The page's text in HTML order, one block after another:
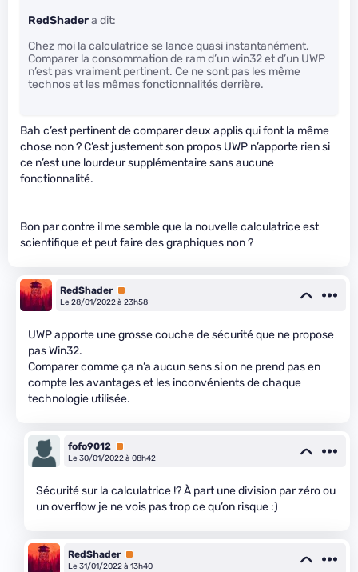
RedShadera dit:
Chez moi la calculatrice se lance quasi instantanément.
Comparer la consommation de ram d’un win32 et d’un UWP
n’est pas vraiment pertinent. Ce ne sont pas les même
technos et les mêmes fonctionnalités derrière.
Bah c’est pertinent de comparer deux applis qui font la même
chose non ? C’est justement son propos UWP n’apporte rien si
ce n’est une lourdeur supplémentaire sans aucune
fonctionnalité.
Bon par contre il me semble que la nouvelle calculatrice est
scientifique et peut faire des graphiques non ?
RedShader Premium
Le 28/01/2022 à 23h58
UWP apporte une grosse couche de sécurité que ne propose
pas Win32.
Comparer comme ça n’a aucun sens si on ne prend pas en
compte les avantages et les inconvénients de chaque
technologie utilisée.
fofo9012 Premium
Le 30/01/2022 à 08h42
Sécurité sur la calculatrice !? À part une division par zéro ou
un overflow je ne vois pas trop ce qu’on risque :)
RedShader Premium
Le 31/01/2022 à 13h40